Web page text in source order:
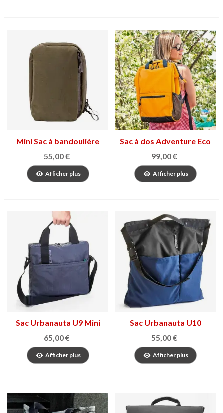
Mini Sac à bandoulière
Reporter
55,00 €
Afficher plus
Sac à dos Adventure Eco
Urban
99,00 €
Afficher plus
Sac Urbanauta U9 Mini
65,00 €
Afficher plus
Sac Urbanauta U10
55,00 €
Afficher plus